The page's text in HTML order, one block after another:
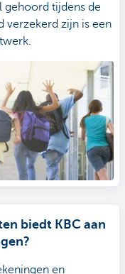
gehoord tijdens de
verzekerd zijn is een
biedt KBC aan
en